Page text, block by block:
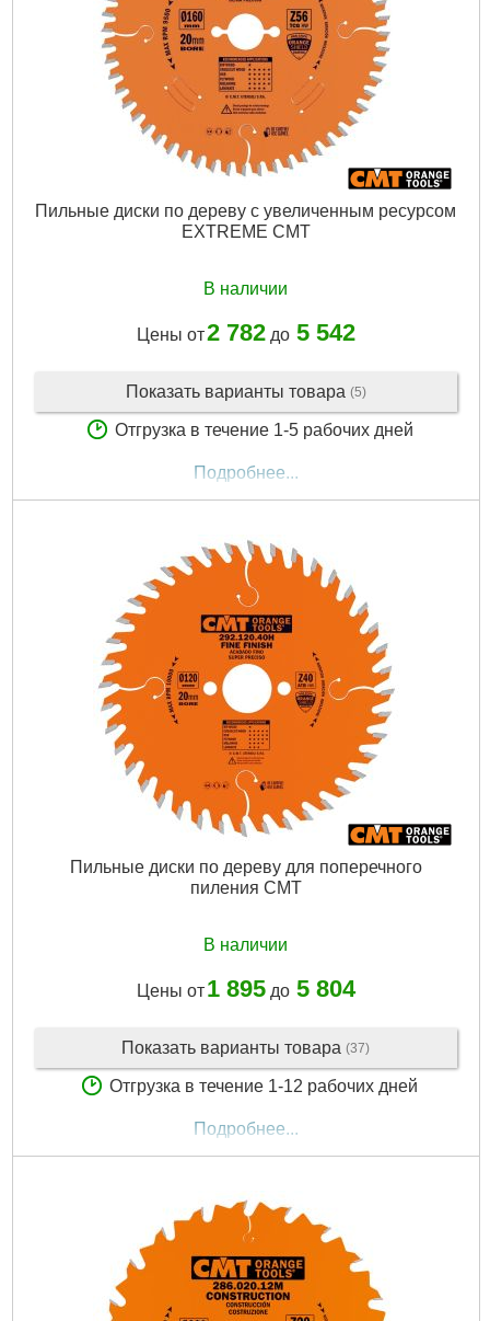
Пильные диски по дереву с увеличенным ресурсом
EXTREME CMT
В наличии
Цены от2 782до 5 542
Показать варианты товара (5)
Отгрузка в течение 1-5 рабочих дней
Подробнее...
Пильные диски по дереву для поперечного
пиления CMT
В наличии
Цены от 1 895до 5 804
Показать варианты товара (37)
Отгрузка в течение 1-12 рабочих дней
Подробнее...